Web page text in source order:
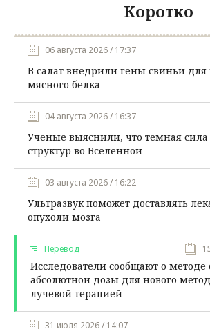
Коротко
06 августа 2026 / 17:37
В салат внедрили гены свиньи для
мясного белка
04 августа 2026 / 16:37
Ученые выяснили, что темная сила
структур во Вселенной
03 августа 2026 / 16:22
Ультразвук поможет доставлять
опухоли мозга
Перевод
Исследователи сообщают о
абсолютной дозы для нового
лучевой терапией
31 июля 2026 / 14:07